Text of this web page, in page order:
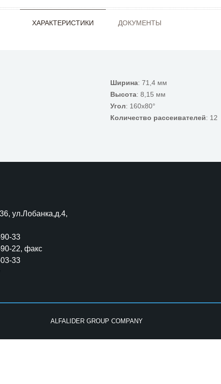
ХАРАКТЕРИСТИКИ ДОКУМЕНТЫ
Ширина: 71,4 мм
Высота: 8,15 мм
Угол: 160x80°
Количество рассеивателей: 12
ул.Лобанка,д.4,
33
22, факс
33
ALFALIDER GROUP COMPANY